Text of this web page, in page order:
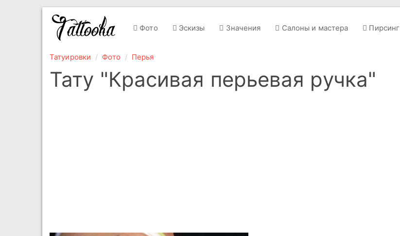
Фото Эскизы Значения Салоны и мастера Пирсинг
Татуировки Фото Перья
Тату "Красивая перьевая ручка"